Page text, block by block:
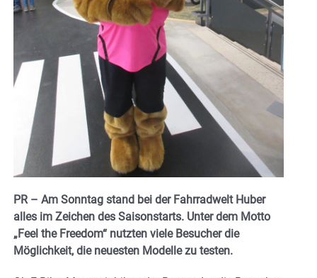
PR – Am Sonntag stand bei der Fahrradwelt Huber
alles im Zeichen des Saisonstarts. Unter dem Motto
„Feel the Freedom“ nutzten viele Besucher die
Möglichkeit, die neuesten Modelle zu testen.